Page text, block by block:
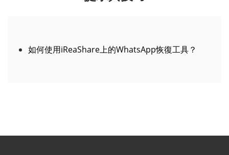
如何使用iReaShare上的WhatsApp恢復工具？